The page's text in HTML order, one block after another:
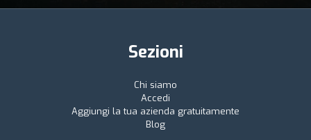
Sezioni
Chi siamo
Accedi
Aggiungi la tua azienda gratuitamente
Blog